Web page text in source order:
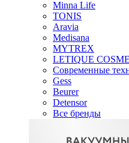
Minna Life
TONIS
Aravia
Medisana
MYTREX
LETIQUE
Современные
Gess
Beurer
Detensor
Все бренды